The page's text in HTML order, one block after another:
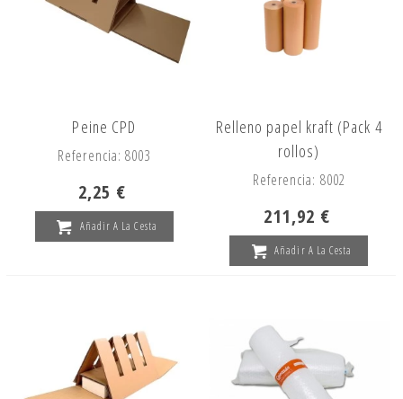
Peine CPD
Referencia: 8003
2,25 €
Añadir A La Cesta
Relleno papel kraft (Pack 4
rollos)
Referencia: 8002
211,92 €
Añadir A La Cesta